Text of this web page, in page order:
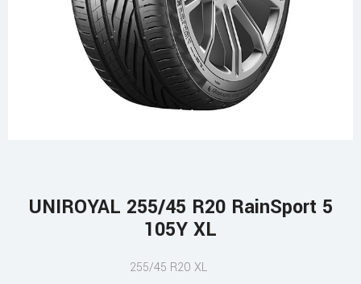
UNIROYAL 255/45 R20 RainSport 5
105Y XL
255/45 R20 XL